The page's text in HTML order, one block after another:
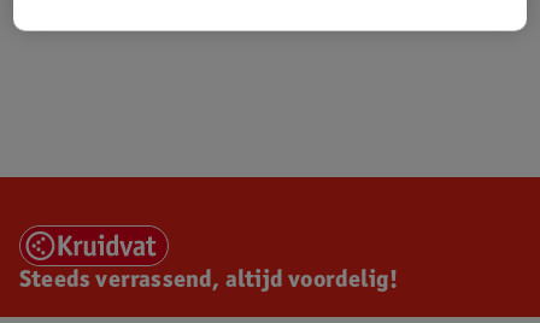
Steeds verrassend, altijd voordelig!